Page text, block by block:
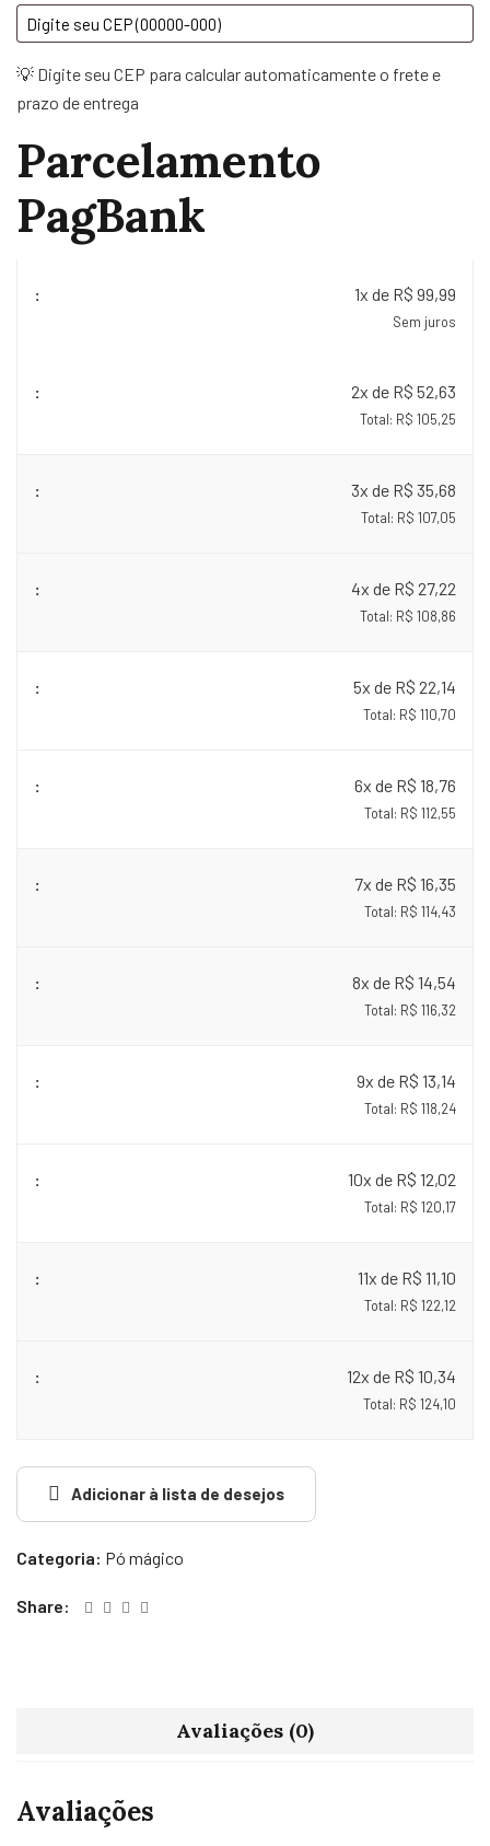
💡 Digite seu CEP para calcular automaticamente o frete e
prazo de entrega
Parcelamento
PagBank
1x de R$ 99,99
Sem juros
2x de R$ 52,63
Total: R$ 105,25
3x de R$ 35,68
Total: R$ 107,05
4x de R$ 27,22
Total: R$ 108,86
5x de R$ 22,14
Total: R$ 110,70
6x de R$ 18,76
Total: R$ 112,55
7x de R$ 16,35
Total: R$ 114,43
8x de R$ 14,54
Total: R$ 116,32
9x de R$ 13,14
Total: R$ 118,24
10x de R$ 12,02
Total: R$ 120,17
11x de R$ 11,10
Total: R$ 122,12
12x de R$ 10,34
Total: R$ 124,10
Adicionar à lista de desejos
Categoria: Pó mágico
Share:
Avaliações (0)
Avaliações